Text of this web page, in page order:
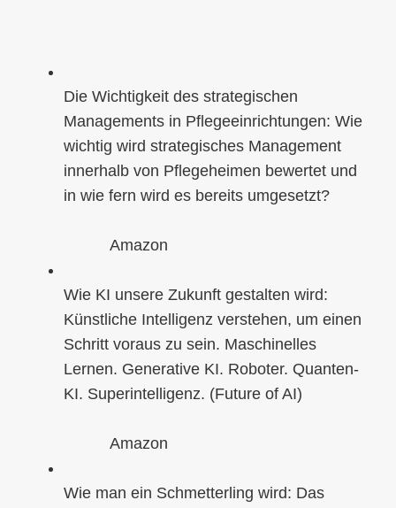
Die Wichtigkeit des strategischen
Managements in Pflegeeinrichtungen: Wie
wichtig wird strategisches Management
innerhalb von Pflegeheimen bewertet und
in wie fern wird es bereits umgesetzt?
Amazon
Wie KI unsere Zukunft gestalten wird:
Künstliche Intelligenz verstehen, um einen
Schritt voraus zu sein. Maschinelles
Lernen. Generative KI. Roboter. Quanten-
KI. Superintelligenz. (Future of AI)
Amazon
Wie man ein Schmetterling wird: Das